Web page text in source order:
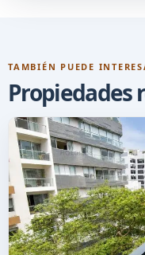
TAMBIÉN PUEDE
Propiedades